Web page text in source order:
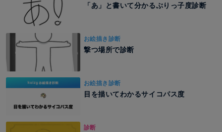
「あ」と書いて分かるぶりっ子度診断
お絵描き診断
撃つ場所で診断
お絵描き診断
目を描いてわかるサイコパス度
診断